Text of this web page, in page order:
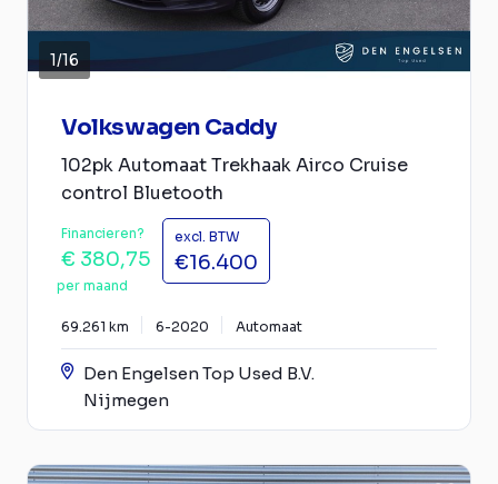
1/16
Volkswagen Caddy
102pk Automaat Trekhaak Airco Cruise
control Bluetooth
Financieren?
€ 380,75
per maand
excl. BTW
€16.400
69.261 km 6-2020 Automaat
Den Engelsen Top Used B.V.
Nijmegen